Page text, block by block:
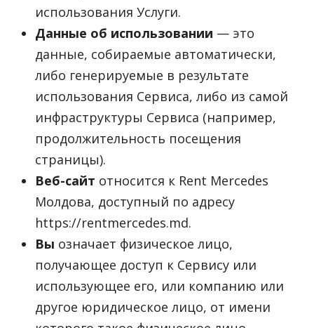
использования Услуги.
Данные об использовании — это
данные, собираемые автоматически,
либо генерируемые в результате
использования Сервиса, либо из самой
инфраструктуры Сервиса (например,
продолжительность посещения
страницы).
Веб-сайт относится к Rent Mercedes
Молдова, доступный по адресу
https://rentmercedes.md.
Вы означает физическое лицо,
получающее доступ к Сервису или
использующее его, или компанию или
другое юридическое лицо, от имени